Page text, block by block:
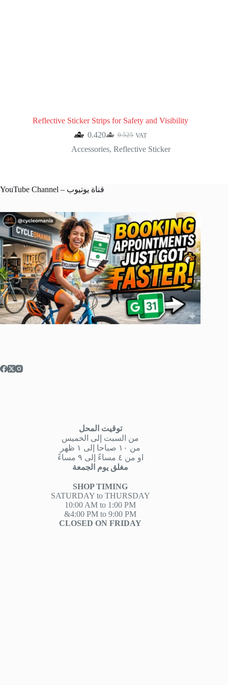
Reflective Sticker Strips for Safety and Visibility
0.525
Original
price
0.420Current
price
VAT
Accessories, Reflective Sticker
YouTube Channel – قناة يوتيوب
توقيت المحل
من السبت إلى الخميس
من ١٠ صباحا إلى ١ ظهر
او من ٤ مساءً إلى ٩ مساءً
مغلق يوم الجمعة
SHOP TIMING
SATURDAY to THURSDAY
10:00 AM to 1:00 PM
&4:00 PM to 9:00 PM
CLOSED ON FRIDAY